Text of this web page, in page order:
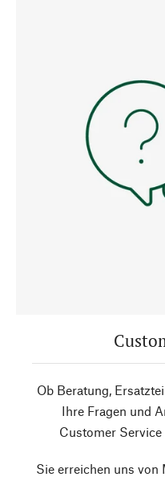
Ob Beratung,
Ihre Fragen und
Customer
Sie erreichen uns